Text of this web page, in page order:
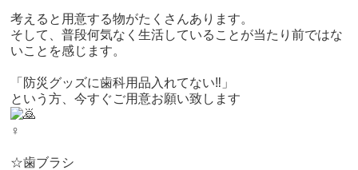
考えると用意する物がたくさんあります。
そして、普段何気なく生活していることが当たり前ではな
いことを感じます。
「防災グッズに歯科用品入れてない‼️」
という方、今すぐご用意お願い致します
‍♀️
☆歯ブラシ